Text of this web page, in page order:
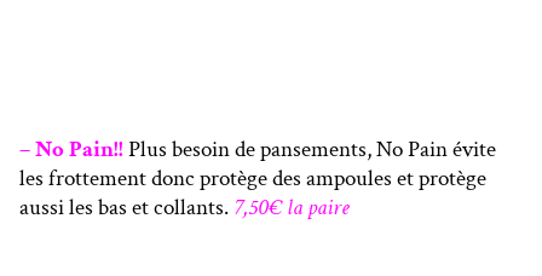
– No Pain!!Plus besoin de pansements, No Pain évite
les frottement donc protège des ampoules et protège
aussi les bas et collants. 7,50€ la paire